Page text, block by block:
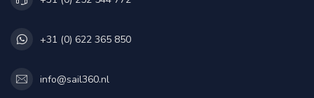
+31 (0) 622 365 850
info@sail360.nl